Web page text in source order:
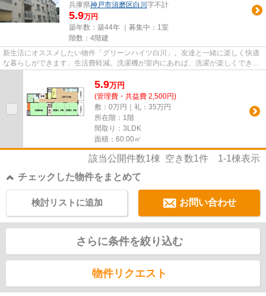
兵庫県神戸市須磨区白川 字不計
5.9万円
築年数：築44年 ｜募集中： 1室
階数：4階建
新生活にオススメしたい物件「グリーンハイツ白川」。友達と一緒に楽しく快適
な暮らしができます、生活費軽減。洗濯機が室内にあれば、洗濯が楽しくできま
5.9万円
(管理費・共益費 2,500円)
敷：0万円｜礼：35万円
所在階：1階
間取り：3LDK
面積：60.00㎡
該当公開件数1棟 空き数1件 1-1棟表示
チェックした物件をまとめて
お問い合わせ
検討リストに追加
さらに条件を絞り込む
物件リクエスト